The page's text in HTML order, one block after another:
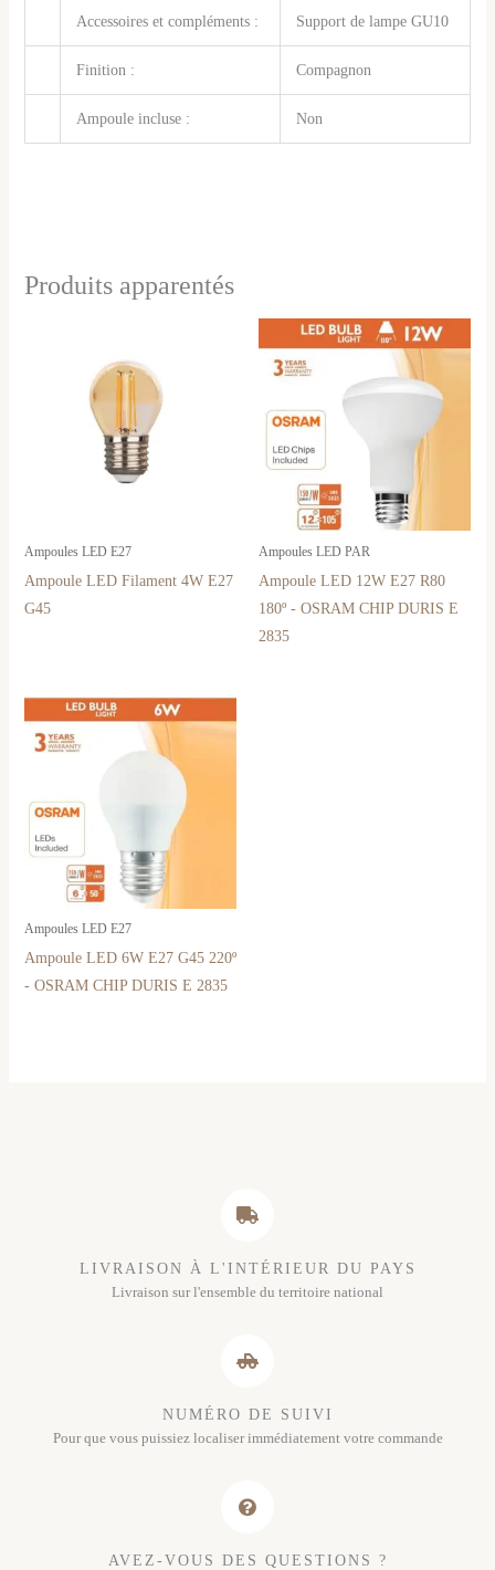
Accessoires et compléments : Support de lampe GU10
Finition : Compagnon
Ampoule incluse : Non
Produits apparentés
Ampoules LED E27
Ampoule LED Filament 4W E27
G45
Ampoules LED PAR
Ampoule LED 12W E27 R80
180º - OSRAM CHIP DURIS E
2835
Ampoules LED E27
Ampoule LED 6W E27 G45 220º
- OSRAM CHIP DURIS E 2835
LIVRAISON À L'INTÉRIEUR DU PAYS
Livraison sur l'ensemble du territoire national
NUMÉRO DE SUIVI
Pour que vous puissiez localiser immédiatement votre commande
AVEZ-VOUS DES QUESTIONS ?